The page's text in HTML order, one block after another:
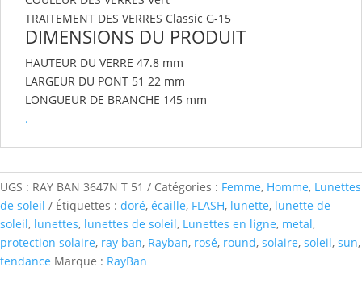
TRAITEMENT DES VERRES Classic G-15
DIMENSIONS DU PRODUIT
HAUTEUR DU VERRE 47.8 mm
LARGEUR DU PONT 51 22 mm
LONGUEUR DE BRANCHE 145 mm
.
UGS : RAY BAN 3647N T 51 Catégories : Femme, Homme, Lunettes
de soleil
Étiquettes : doré, écaille, FLASH, lunette, lunette de
soleil, lunettes, lunettes de soleil, Lunettes en ligne, metal,
protection solaire, ray ban, Rayban, rosé, round, solaire, soleil, sun,
tendance Marque : RayBan